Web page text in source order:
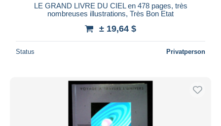
LE GRAND LIVRE DU CIEL en 478 pages, très
nombreuses illustrations, Très Bon Etat
± 19,64 $
Status Privatperson